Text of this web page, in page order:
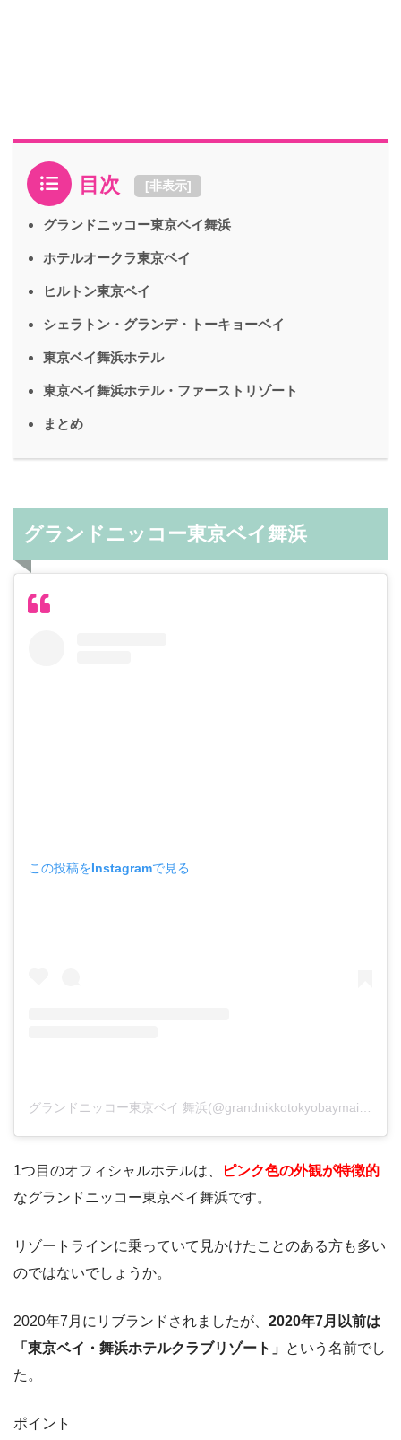
目次 [非表示]
グランドニッコー東京ベイ舞浜
ホテルオークラ東京ベイ
ヒルトン東京ベイ
シェラトン・グランデ・トーキョーベイ
東京ベイ舞浜ホテル
東京ベイ舞浜ホテル・ファーストリゾート
まとめ
グランドニッコー東京ベイ舞浜
この投稿をInstagramで見る
グランドニッコー東京ベイ 舞浜(@grandnikkotokyobaymaihama)がシェアした投稿
1つ目のオフィシャルホテルは、
ピンク色の外観が特徴的
なグランドニッコー東京ベイ舞浜です。
リゾートラインに乗っていて見かけたことのある方も多い
のではないでしょうか。
2020年7月にリブランドされましたが、 2020年7月以前は
「東京ベイ・舞浜ホテルクラブリゾート」 という名前でし
た。
ポイント